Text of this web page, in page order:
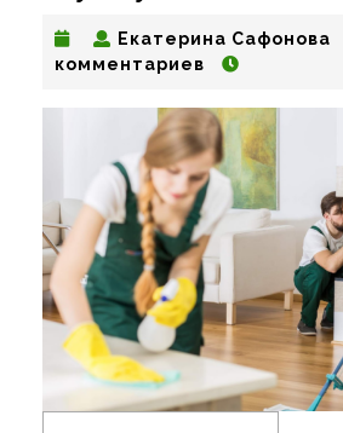
Екатерина Сафонова
комментариев